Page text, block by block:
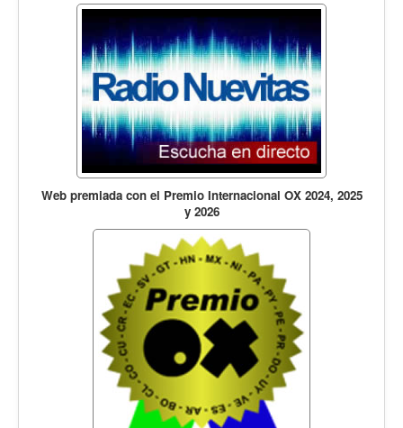
Web premiada con el Premio Internacional OX 2024, 2025
y 2026